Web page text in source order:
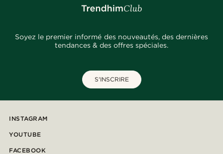
Soyez le premier informé des nouveautés, des dernières
tendances & des offres spéciales.
S'INSCRIRE
INSTAGRAM
YOUTUBE
FACEBOOK